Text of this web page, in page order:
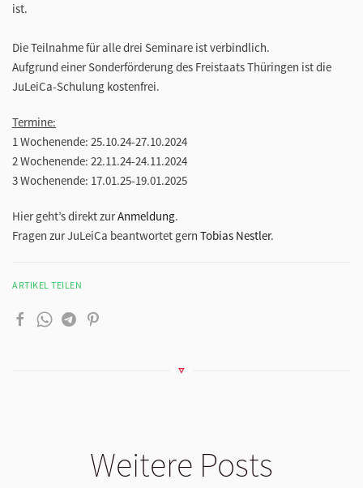
ist.
Die Teilnahme für alle drei Seminare ist verbindlich.
Aufgrund einer Sonderförderung des Freistaats Thüringen ist die
JuLeiCa-Schulung kostenfrei.
Termine:
1 Wochenende: 25.10.24-27.10.2024
2 Wochenende: 22.11.24-24.11.2024
3 Wochenende: 17.01.25-19.01.2025
Hier geht’s direkt zurAnmeldung.
Fragen zur JuLeiCa beantwortet gern Tobias Nestler.
ARTIKEL TEILEN
Weitere Posts